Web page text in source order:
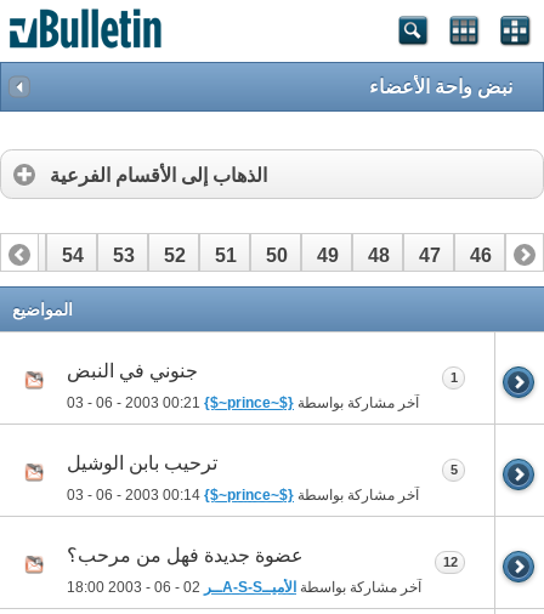
نبض واحة الأعضاء
الذهاب إلى الأقسام الفرعية
45
46
47
48
49
50
51
52
53
54
55
المواضيع
جنوني في النبض
آخر مشاركة بواسطة {$~prince~$}
00:21
1
ترحيب بابن الوشيل
آخر مشاركة بواسطة {$~prince~$}
00:14
5
عضوة جديدة فهل من مرحب؟
آخر مشاركة بواسطة الأميــA-S-Sــر 18:00
12